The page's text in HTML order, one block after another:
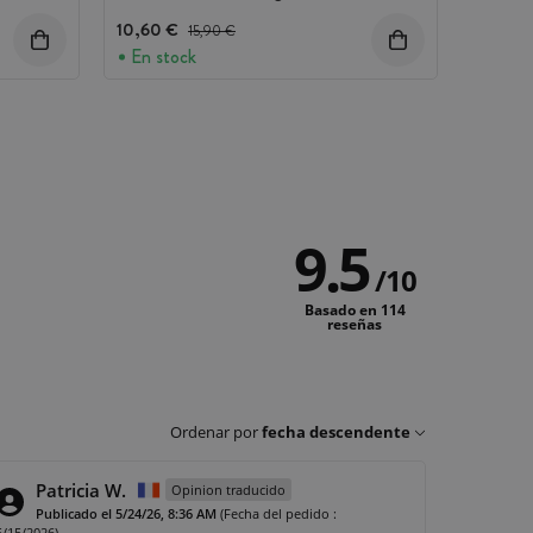
10,60 € Precio antes del descuento
15,90 €
En stock
9.5/10
Basado en 114
reseñas
Ordenar porfecha descendente
Patricia W.
Opinion traducido
Publicado el 5/24/26, 8:36 AM (Fecha del pedido :